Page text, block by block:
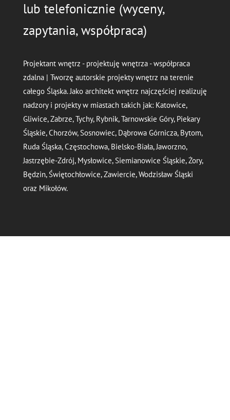
lub telefonicznie (wyceny,
zapytania, współpraca)
Projektant wnętrz - projektuję wnętrza - współpraca
zdalna | Tworzę autorskie projekty wnętrz na terenie
całego Śląska. Jako architekt wnętrz najczęściej realizuję
nadzory i projekty w miastach takich jak: Katowice,
Gliwice, Zabrze, Tychy, Rybnik, Tarnowskie Góry, Piekary
Śląskie, Chorzów, Sosnowiec, Dąbrowa Górnicza, Bytom,
Ruda Śląska, Częstochowa, Bielsko-Biała, Jaworzno,
Jastrzębie-Zdrój, Mysłowice, Siemianowice Śląskie, Żory,
Będzin, Świętochłowice, Zawiercie, Wodzisław Śląski
oraz Mikołów.